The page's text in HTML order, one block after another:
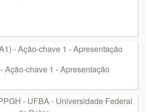
Ação-chave 1 - Apresentação